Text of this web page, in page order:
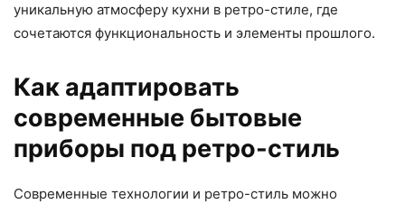
уникальную атмосферу кухни в ретро-стиле, где
сочетаются функциональность и элементы прошлого.
Как адаптировать
современные бытовые
приборы под ретро-стиль
Современные технологии и ретро-стиль можно